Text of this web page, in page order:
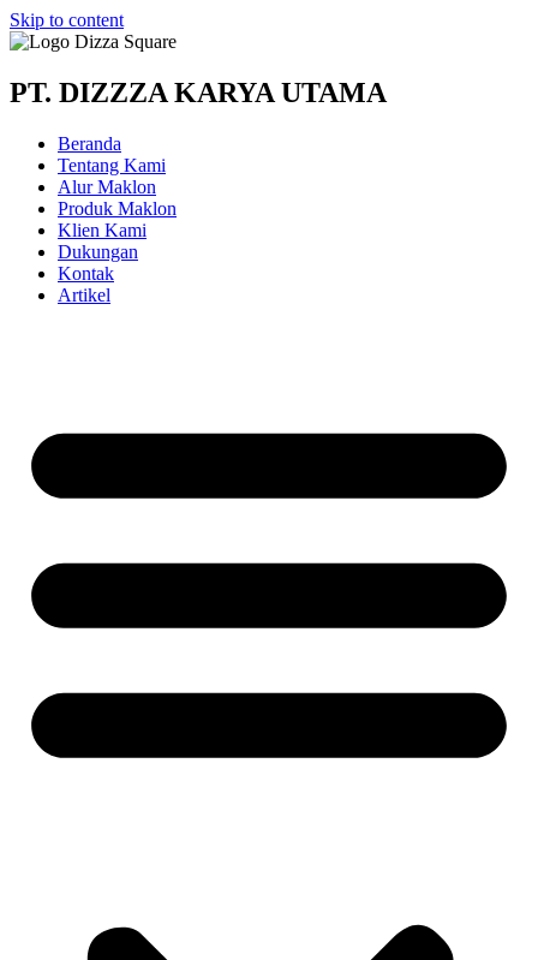
Skip to content
PT. DIZZZA KARYA UTAMA
Beranda
Tentang Kami
Alur Maklon
Produk Maklon
Klien Kami
Dukungan
Kontak
Artikel